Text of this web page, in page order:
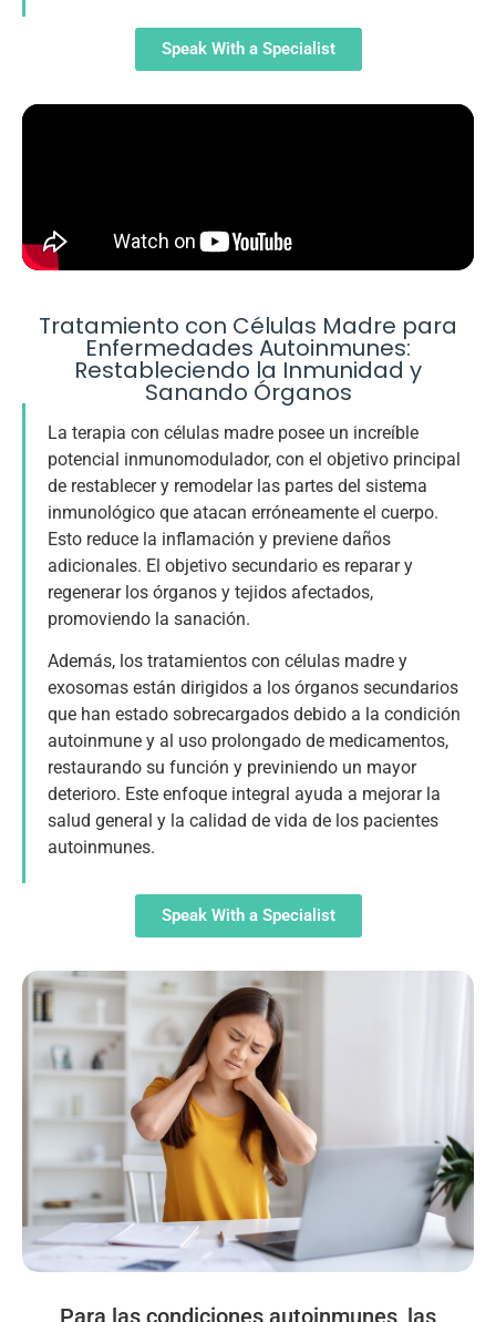
Speak With a Specialist
Tratamiento con Células Madre para
Enfermedades Autoinmunes:
Restableciendo la Inmunidad y
Sanando Órganos
La terapia con células madre posee un increíble
potencial inmunomodulador, con el objetivo principal
de restablecer y remodelar las partes del sistema
inmunológico que atacan erróneamente el cuerpo.
Esto reduce la inflamación y previene daños
adicionales. El objetivo secundario es reparar y
regenerar los órganos y tejidos afectados,
promoviendo la sanación.
Además, los tratamientos con células madre y
exosomas están dirigidos a los órganos secundarios
que han estado sobrecargados debido a la condición
autoinmune y al uso prolongado de medicamentos,
restaurando su función y previniendo un mayor
deterioro. Este enfoque integral ayuda a mejorar la
salud general y la calidad de vida de los pacientes
autoinmunes.
Speak With a Specialist
Para las condiciones autoinmunes, las